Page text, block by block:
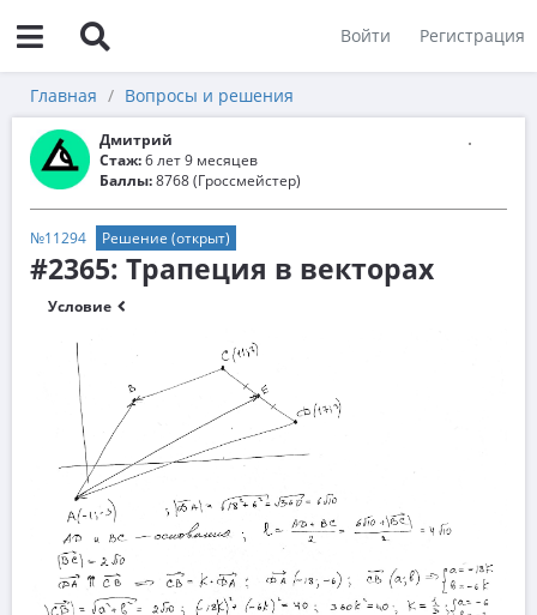
Войти Регистрация
Главная Вопросы и решения
Дмитрий
Стаж:6 лет 9 месяцев
Баллы:8768 (Гроссмейстер)
№11294 Решение (открыт)
#2365: Трапеция в векторах
Условие